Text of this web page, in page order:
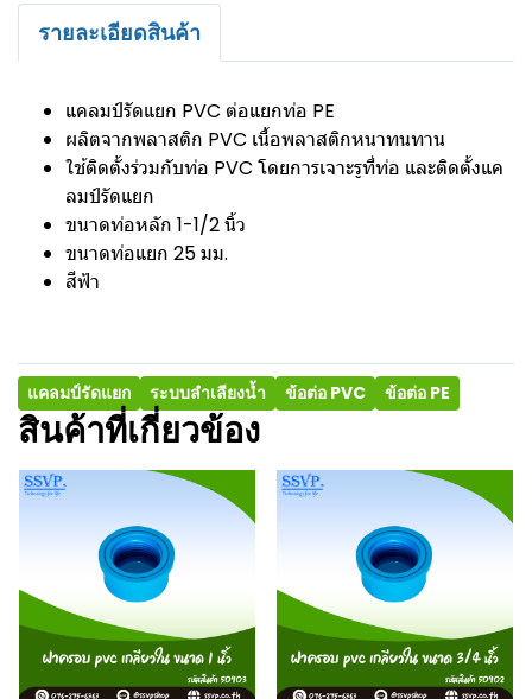
รายละเอียดสินค้า
แคลมป์รัดแยก PVC ต่อแยกท่อ PE
ผลิตจากพลาสติก PVC เนื้อพลาสติกหนาทนทาน
ใช้ติดตั้งร่วมกับท่อ PVC โดยการเจาะรูที่ท่อ และติดตั้งแค
ลมป์รัดแยก
ขนาดท่อหลัก 1-1/2 นิ้ว
ขนาดท่อแยก 25 มม.
สีฟ้า
แคลมป์รัดแยก ระบบลำเลียงน้ำ ข้อต่อ PVC ข้อต่อ PE
สินค้าที่เกี่ยวข้อง